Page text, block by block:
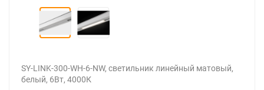
SY-LINK-300-WH-6-NW, светильник линейный матовый,
белый, 6Вт, 4000К